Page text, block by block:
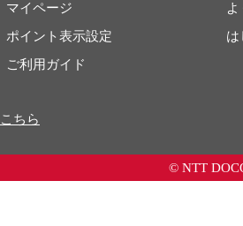
マイページ
ポイント表示設定
ご利用ガイド
よ
は
こちら
© NTT